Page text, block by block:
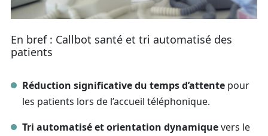
En bref : Callbot santé et tri automatisé des
patients
Réduction significative du temps d’attente pour
les patients lors de l’accueil téléphonique.
Tri automatisé et orientation dynamiquevers le